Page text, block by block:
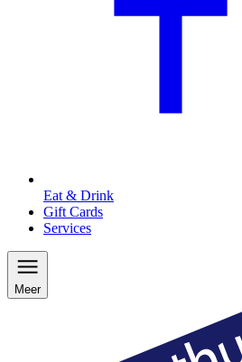
Eat & Drink
Gift Cards
Services
Meer